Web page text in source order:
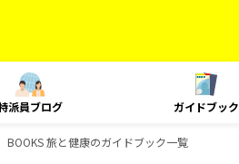
派員ブログ ガイドブック
旅と健康のガイドブック一覧